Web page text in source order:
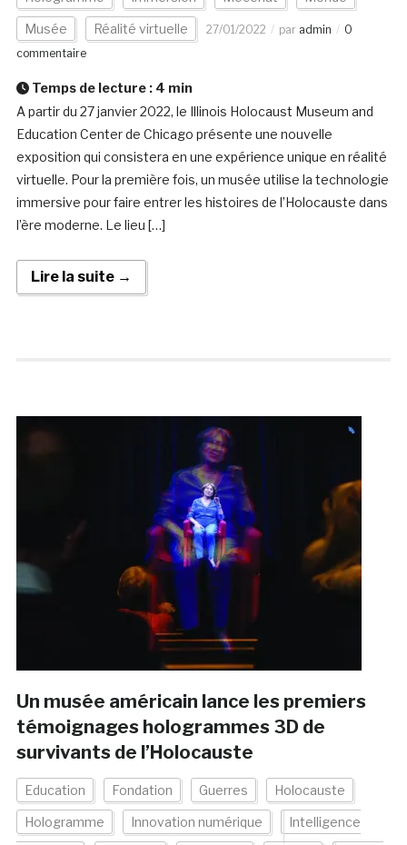
Musée Réalité virtuelle 27/01/2022 par admin
0
commentaire
Temps de lecture : 4 min
A partir du 27 janvier 2022, le Illinois Holocaust Museum and
Education Center de Chicago présente une nouvelle
exposition qui consistera en une expérience unique en réalité
virtuelle. Pour la première fois, un musée utilise la technologie
immersive pour faire entrer les histoires de l’Holocauste dans
l’ère moderne. Le lieu […]
Lire la suite →
Un musée américain lance les premiers
témoignages hologrammes 3D de
survivants de l’Holocauste
Education Fondation Guerres Holocauste
Hologramme Innovation numérique Intelligence